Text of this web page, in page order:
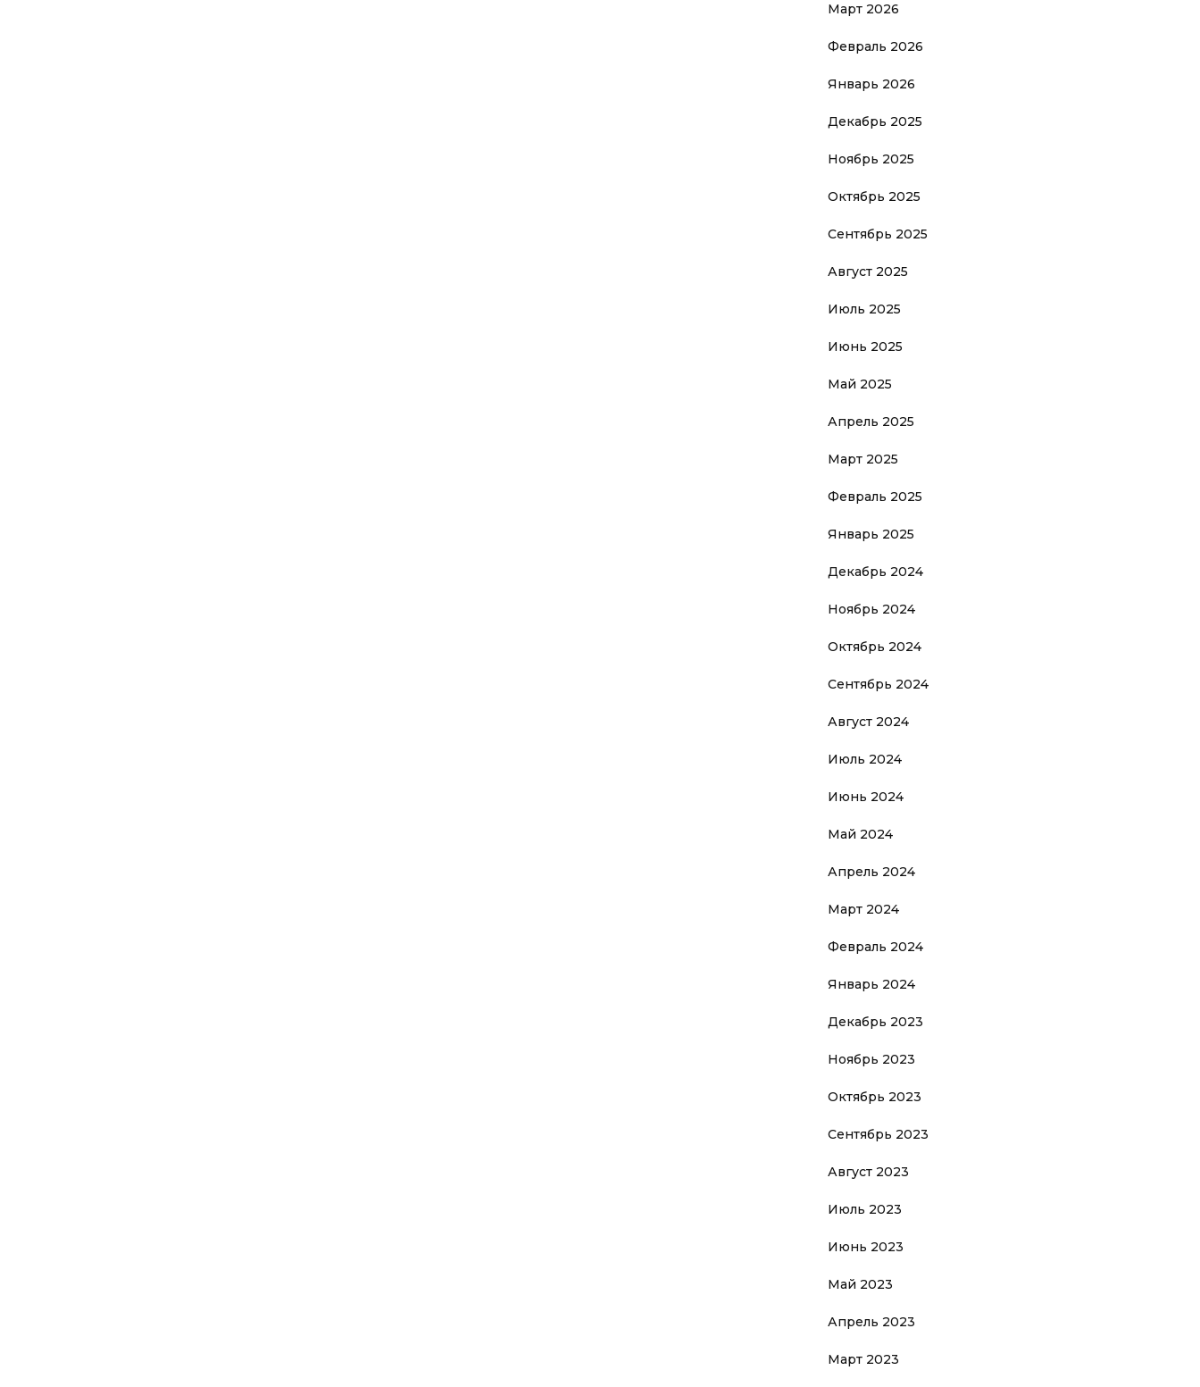
Март 2026
Февраль 2026
Январь 2026
Декабрь 2025
Ноябрь 2025
Октябрь 2025
Сентябрь 2025
Август 2025
Июль 2025
Июнь 2025
Май 2025
Апрель 2025
Март 2025
Февраль 2025
Январь 2025
Декабрь 2024
Ноябрь 2024
Октябрь 2024
Сентябрь 2024
Август 2024
Июль 2024
Июнь 2024
Май 2024
Апрель 2024
Март 2024
Февраль 2024
Январь 2024
Декабрь 2023
Ноябрь 2023
Октябрь 2023
Сентябрь 2023
Август 2023
Июль 2023
Июнь 2023
Май 2023
Апрель 2023
Март 2023